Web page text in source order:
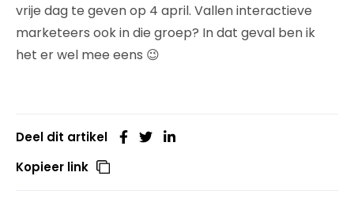
vrije dag te geven op 4 april. Vallen interactieve
marketeers ook in die groep? In dat geval ben ik
het er wel mee eens 😉
Deel dit artikel
Kopieer link